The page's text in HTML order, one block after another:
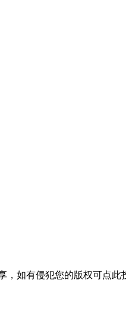
，如有侵犯您的版权可点此